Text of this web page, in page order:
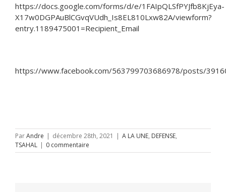
https://docs.google.com/forms/d/e/1FAIpQLSfPYJfb8KjEya-
X17w0DGPAuBlCGvqVUdh_Is8EL810Lxw82A/viewform?
entry.1189475001=Recipient_Email
https://www.facebook.com/563799703686978/posts/
ParAndre | décembre 28th, 2021 | A LA UNE, DEFENSE,
TSAHAL | 0 commentaire